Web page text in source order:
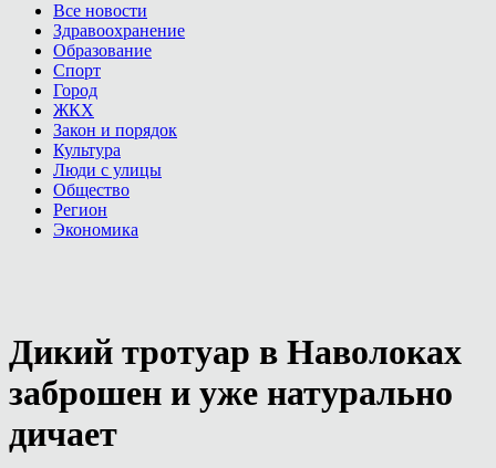
Все новости
Здравоохранение
Образование
Спорт
Город
ЖКХ
Закон и порядок
Культура
Люди с улицы
Общество
Регион
Экономика
Дикий тротуар в Наволоках
заброшен и уже натурально
дичает